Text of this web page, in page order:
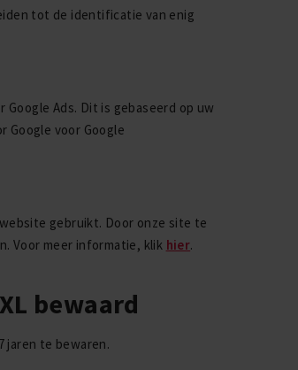
tot de identificatie van enig
Ads. Dit is gebaseerd op uw
Google voor Google
gebruikt. Door onze site te
Voor meer informatie, klik hier.
bewaard
jaren te bewaren.